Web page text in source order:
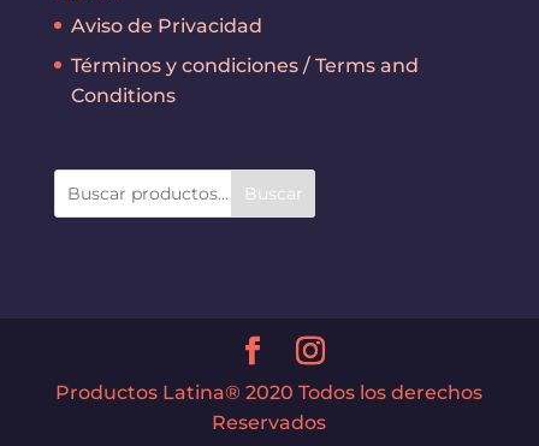
Aviso de Privacidad
Términos y condiciones / Terms and
Conditions
Buscar
Productos Latina® 2020 Todos los derechos
Reservados